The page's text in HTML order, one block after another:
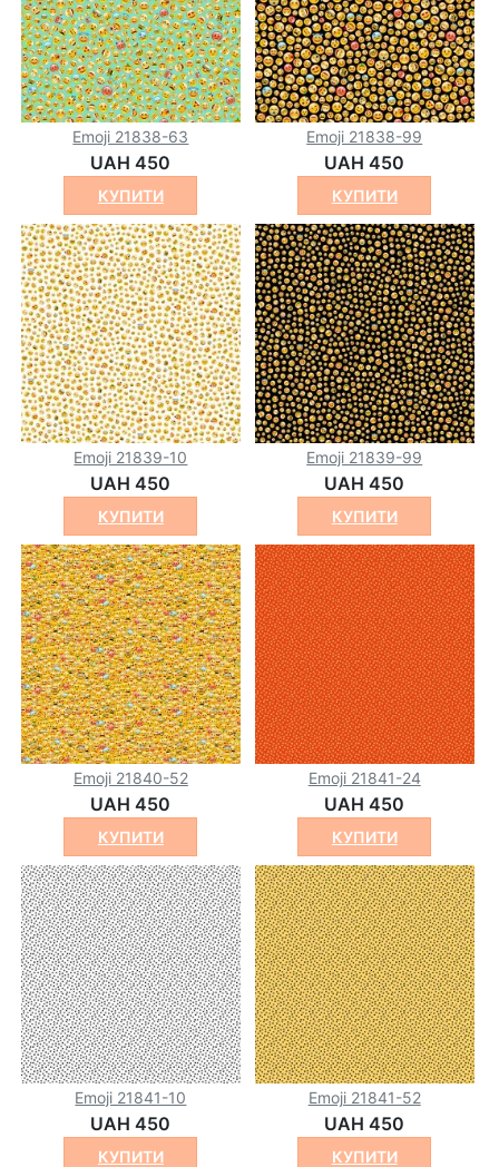
Emoji 21838-63
UAH 450
КУПИТИ
Emoji 21838-99
UAH 450
КУПИТИ
Emoji 21839-10
UAH 450
КУПИТИ
Emoji 21839-99
UAH 450
КУПИТИ
Emoji 21840-52
UAH 450
КУПИТИ
Emoji 21841-24
UAH 450
КУПИТИ
Emoji 21841-10
UAH 450
КУПИТИ
Emoji 21841-52
UAH 450
КУПИТИ